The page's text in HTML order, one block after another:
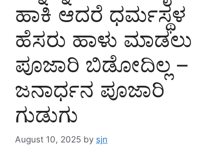
ಹಾಕಿ ಆದರೆ ಧರ್ಮಸ್ಥಳ
ಹೆಸರು ಹಾಳು ಮಾಡಲು
ಪೂಜಾರಿ ಬಿಡೋದಿಲ್ಲ –
ಜನಾರ್ಧನ ಪೂಜಾರಿ
ಗುಡುಗು
August 10, 2025 by sjn